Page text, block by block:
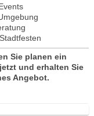
und erhalten Sie
Angebot.